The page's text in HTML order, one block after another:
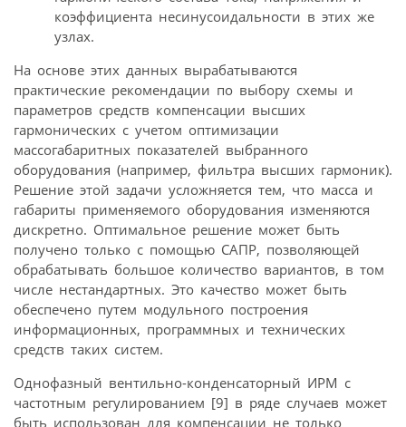
коэффициента несинусоидальности в этих же
узлах.
На основе этих данных вырабатываются
практические рекомендации по выбору схемы и
параметров средств компенсации высших
гармонических с учетом оптимизации
массогабаритных показателей выбранного
оборудования (например, фильтра высших гармоник).
Решение этой задачи усложняется тем, что масса и
габариты применяемого оборудования изменяются
дискретно. Оптимальное решение может быть
получено только с помощью САПР, позволяющей
обрабатывать большое количество вариантов, в том
числе нестандартных. Это качество может быть
обеспечено путем модульного построения
информационных, программных и технических
средств таких систем.
Однофазный вентильно-конденсаторный ИРМ с
частотным регулированием [9] в ряде случаев может
быть использован для компенсации не только